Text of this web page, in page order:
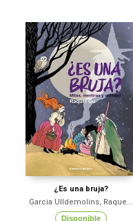
¿Es una bruja?
Garcia Ulldemolins, Raque...
Disponible